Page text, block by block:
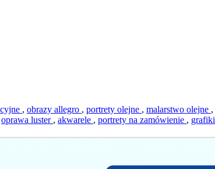
, obrazy allegro , portrety olejne , malarstwo olejne ,
oprawa luster , akwarele , portrety na zamówienie , grafiki